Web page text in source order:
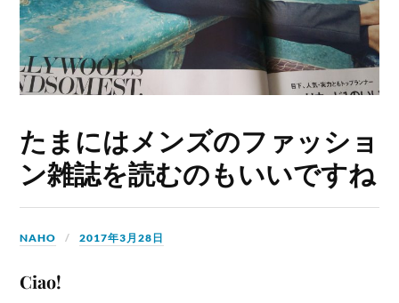
たまにはメンズのファッショ
ン雑誌を読むのもいいですね
NAHO 2017年3月28日
Ciao!